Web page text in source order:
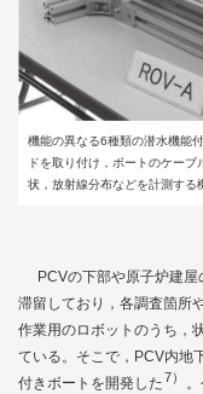
機能の異なる6種類の潜水機能
ドを取り付け，ボートのケー
状，放射線分布などを計測する
PCVの下部や原子炉建
滞留しており，各調査箇所
作業用のロボットのうち，
ている。そこで，PCV内地
付きボートを開発した7）